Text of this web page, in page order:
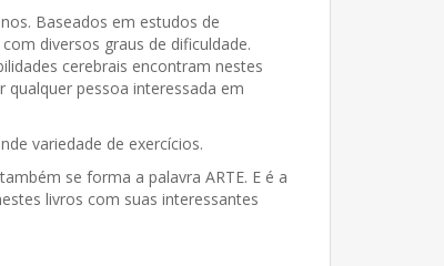
Baseados em estudos de
diversos graus de dificuldade.
cerebrais encontram nestes
pessoa interessada em
variedade de exercícios.
se forma a palavra ARTE. E é a
livros com suas interessantes